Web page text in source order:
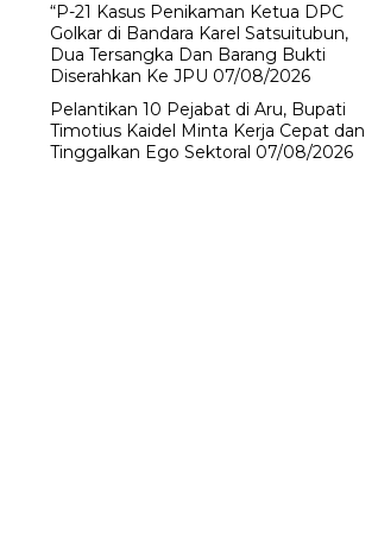
“P-21 Kasus Penikaman Ketua DPC
Golkar di Bandara Karel Satsuitubun,
Dua Tersangka Dan Barang Bukti
Diserahkan Ke JPU 07/08/2026
Pelantikan 10 Pejabat di Aru, Bupati
Timotius Kaidel Minta Kerja Cepat dan
Tinggalkan Ego Sektoral 07/08/2026